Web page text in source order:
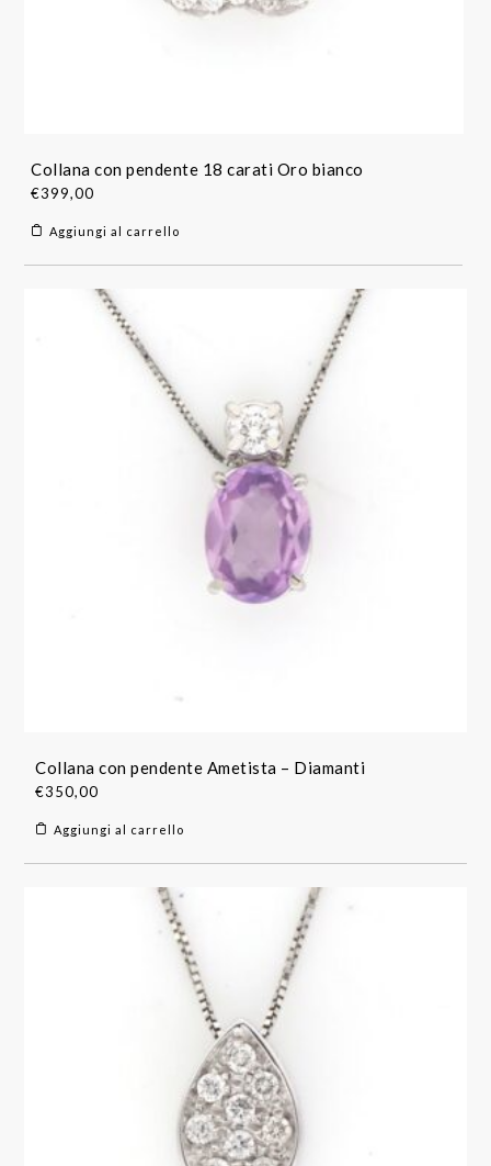
Collana con pendente 18 carati Oro bianco
€399,00
Aggiungi al carrello
Collana con pendente Ametista – Diamanti
€350,00
Aggiungi al carrello